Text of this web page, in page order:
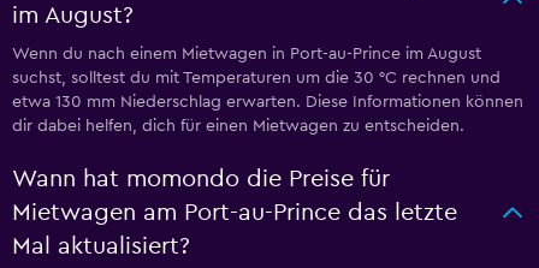
im August?
Wenn du nach einem Mietwagen in Port-au-Prince im August
suchst, solltest du mit Temperaturen um die 30 °C rechnen und
etwa 130 mm Niederschlag erwarten. Diese Informationen können
dir dabei helfen, dich für einen Mietwagen zu entscheiden.
Wann hat momondo die Preise für
Mietwagen am Port-au-Prince das letzte
Mal aktualisiert?